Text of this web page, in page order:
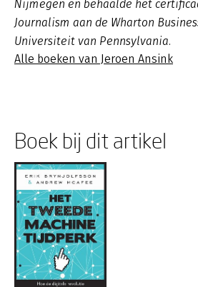
Nijmegen en behaalde het
Journalism aan de Wharton
Universiteit van Pennsylvania.
Alle boeken van Jeroen Ansink
Boek bij dit artikel